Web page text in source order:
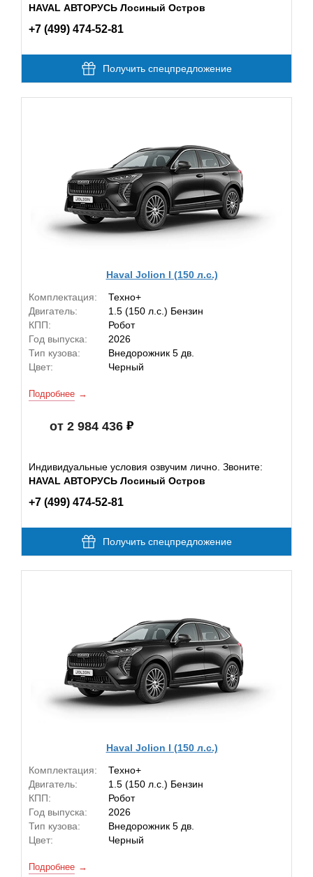
HAVAL АВТОРУСЬ Лосиный Остров
+7 (499) 474-52-81
Получить спецпредложение
Haval Jolion I (150 л.с.)
Комплектация:
Техно+
Двигатель:
1.5 (150 л.с.) Бензин
КПП:
Робот
Год выпуска:
2026
Тип кузова:
Внедорожник 5 дв.
Цвет:
Черный
Подробнее
от 2 984 436
Индивидуальные условия озвучим лично. Звоните:
HAVAL АВТОРУСЬ Лосиный Остров
+7 (499) 474-52-81
Получить спецпредложение
Haval Jolion I (150 л.с.)
Комплектация:
Техно+
Двигатель:
1.5 (150 л.с.) Бензин
КПП:
Робот
Год выпуска:
2026
Тип кузова:
Внедорожник 5 дв.
Цвет:
Черный
Подробнее